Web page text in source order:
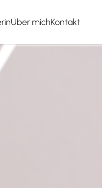
Über michKontakt